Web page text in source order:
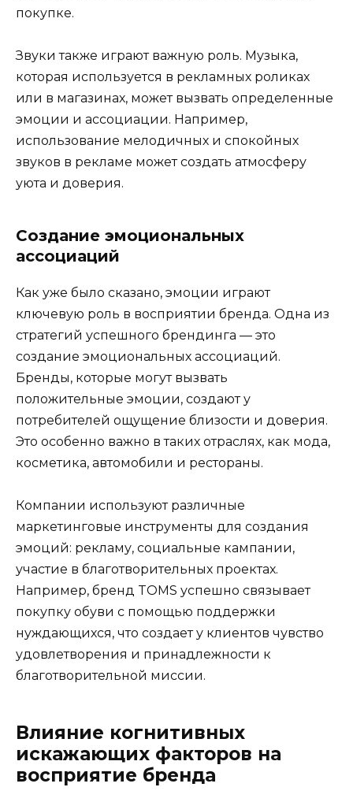
покупке.
Звуки также играют важную роль. Музыка,
которая используется в рекламных роликах
или в магазинах, может вызвать определенные
эмоции и ассоциации. Например,
использование мелодичных и спокойных
звуков в рекламе может создать атмосферу
уюта и доверия.
Создание эмоциональных
ассоциаций
Как уже было сказано, эмоции играют
ключевую роль в восприятии бренда. Одна из
стратегий успешного брендинга — это
создание эмоциональных ассоциаций.
Бренды, которые могут вызвать
положительные эмоции, создают у
потребителей ощущение близости и доверия.
Это особенно важно в таких отраслях, как мода,
косметика, автомобили и рестораны.
Компании используют различные
маркетинговые инструменты для создания
эмоций: рекламу, социальные кампании,
участие в благотворительных проектах.
Например, бренд TOMS успешно связывает
покупку обуви с помощью поддержки
нуждающихся, что создает у клиентов чувство
удовлетворения и принадлежности к
благотворительной миссии.
Влияние когнитивных
искажающих факторов на
восприятие бренда